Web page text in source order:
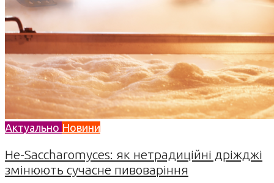
Актуально Новини
Не-Saccharomyces: як нетрадиційні дріжджі
змінюють сучасне пивоваріння